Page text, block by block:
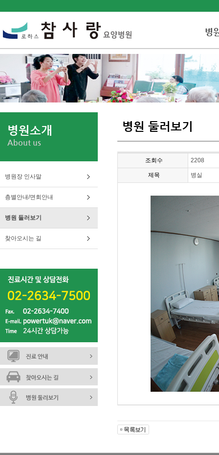
병
병원소개
About us
병원장 인사말
층별안내/면회안내
병원 둘러보기
찾아오시는 길
병원 둘러보기
조회수 2208
제목 병실